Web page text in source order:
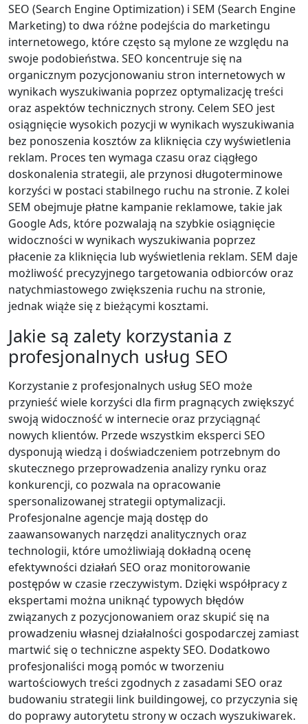
SEO (Search Engine Optimization) i SEM (Search Engine
Marketing) to dwa różne podejścia do marketingu
internetowego, które często są mylone ze względu na
swoje podobieństwa. SEO koncentruje się na
organicznym pozycjonowaniu stron internetowych w
wynikach wyszukiwania poprzez optymalizację treści
oraz aspektów technicznych strony. Celem SEO jest
osiągnięcie wysokich pozycji w wynikach wyszukiwania
bez ponoszenia kosztów za kliknięcia czy wyświetlenia
reklam. Proces ten wymaga czasu oraz ciągłego
doskonalenia strategii, ale przynosi długoterminowe
korzyści w postaci stabilnego ruchu na stronie. Z kolei
SEM obejmuje płatne kampanie reklamowe, takie jak
Google Ads, które pozwalają na szybkie osiągnięcie
widoczności w wynikach wyszukiwania poprzez
płacenie za kliknięcia lub wyświetlenia reklam. SEM daje
możliwość precyzyjnego targetowania odbiorców oraz
natychmiastowego zwiększenia ruchu na stronie,
jednak wiąże się z bieżącymi kosztami.
Jakie są zalety korzystania z
profesjonalnych usług SEO
Korzystanie z profesjonalnych usług SEO może
przynieść wiele korzyści dla firm pragnących zwiększyć
swoją widoczność w internecie oraz przyciągnąć
nowych klientów. Przede wszystkim eksperci SEO
dysponują wiedzą i doświadczeniem potrzebnym do
skutecznego przeprowadzenia analizy rynku oraz
konkurencji, co pozwala na opracowanie
spersonalizowanej strategii optymalizacji.
Profesjonalne agencje mają dostęp do
zaawansowanych narzędzi analitycznych oraz
technologii, które umożliwiają dokładną ocenę
efektywności działań SEO oraz monitorowanie
postępów w czasie rzeczywistym. Dzięki współpracy z
ekspertami można uniknąć typowych błędów
związanych z pozycjonowaniem oraz skupić się na
prowadzeniu własnej działalności gospodarczej zamiast
martwić się o techniczne aspekty SEO. Dodatkowo
profesjonaliści mogą pomóc w tworzeniu
wartościowych treści zgodnych z zasadami SEO oraz
budowaniu strategii link buildingowej, co przyczynia się
do poprawy autorytetu strony w oczach wyszukiwarek.